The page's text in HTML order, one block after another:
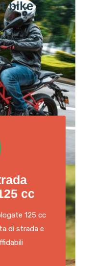
bike
cc
125 cc
di strada e